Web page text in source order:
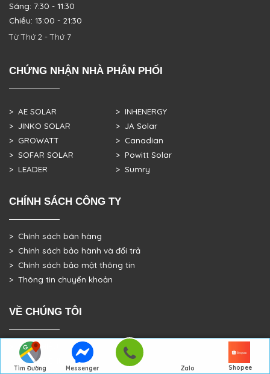
Tìm Đường
Messenger Zalo Shopee
Sáng: 7:30 - 11:30
Chiều: 13:00 - 21:30
Từ Thứ 2 - Thứ 7
CHỨNG NHẬN NHÀ PHÂN PHỐI
> AE SOLAR
> JINKO SOLAR
> GROWATT
> SOFAR SOLAR
> LEADER
> INHENERGY
> JA Solar
> Canadian
> Powitt Solar
> Sumry
CHÍNH SÁCH CÔNG TY
> Chính sách bán hàng
> Chính sách bảo hành và đổi trả
> Chính sách bảo mật thông tin
> Thông tin chuyển khoản
VỀ CHÚNG TÔI
> GIỚI THIỆU
> TRANG CHỦ